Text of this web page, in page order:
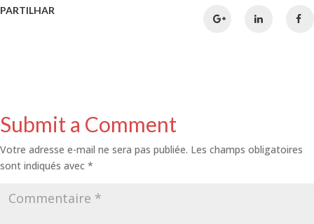
PARTILHAR
Submit a Comment
Votre adresse e-mail ne sera pas publiée. Les champs obligatoires
sont indiqués avec *